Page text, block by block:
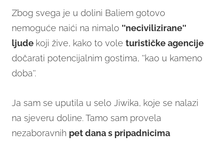
Zbog svega je u dolini Baliem gotovo
nemoguće naići na nimalo ''necivilizirane''
ljude koji žive, kako to vole turističke agencije
dočarati potencijalnim gostima, ''kao u kameno
doba''.
Ja sam se uputila u selo Jiwika, koje se nalazi
na sjeveru doline. Tamo sam provela
nezaboravnih pet dana s pripadnicima